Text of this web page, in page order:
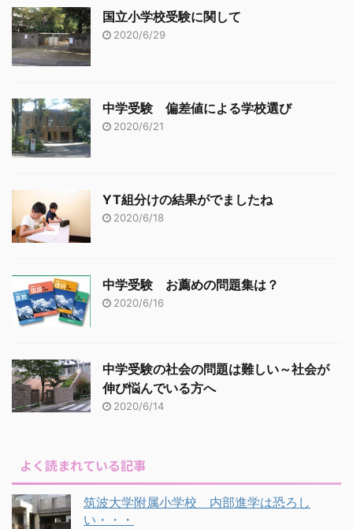
国立小学校受験に関して
2020/6/29
中学受験 偏差値による学校選び
2020/6/21
YT組分けの結果がでましたね
2020/6/18
中学受験 お薦めの問題集は？
2020/6/16
中学受験の社会の問題は難しい～社会が
伸び悩んでいる方へ
2020/6/14
よく読まれている記事
筑波大学附属小学校 内部進学は恐ろし
い・・・